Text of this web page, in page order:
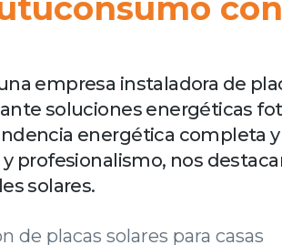
empresa instaladora de
soluciones energéticas
energética completa
profesionalismo, nos
solares.